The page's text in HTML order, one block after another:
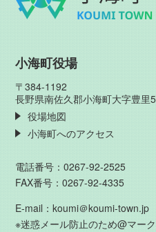
小海町役場
〒384-1192
長野県南佐久郡小海町大字豊里
役場地図
小海町へのアクセス
電話番号：0267-92-2525
FAX番号：0267-92-4335
E-mail：koumi＠koumi-town.jp
※迷惑メール防止のため@マー